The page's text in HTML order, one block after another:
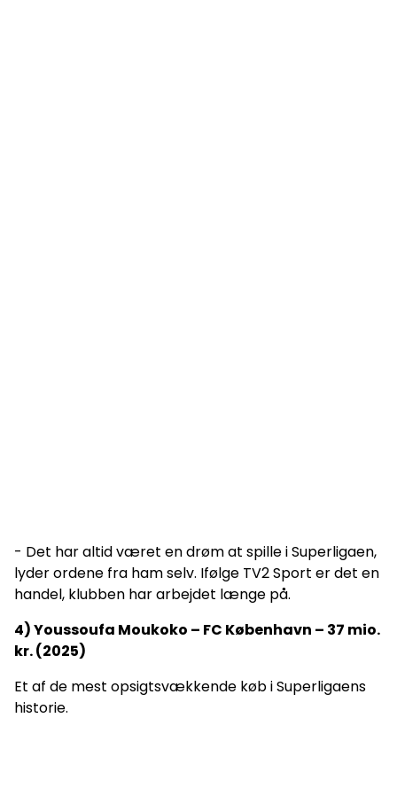
- Det har altid været en drøm at spille i Superligaen,
lyder ordene fra ham selv. Ifølge TV2 Sport er det en
handel, klubben har arbejdet længe på.
4) Youssoufa Moukoko – FC København – 37 mio.
kr. (2025)
Et af de mest opsigtsvækkende køb i Superligaens
historie.